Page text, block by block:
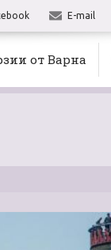
E-mail
от Варна